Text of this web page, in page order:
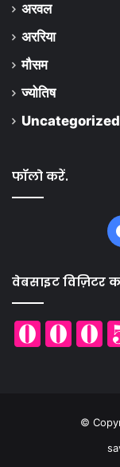
अरवल
अररिया
मौसम
ज्योतिष
Uncategorized
फॉलो करें.
वेबसाइट विज़िटर
©